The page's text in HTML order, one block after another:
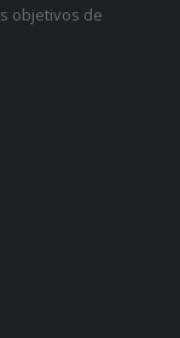
objetivos de